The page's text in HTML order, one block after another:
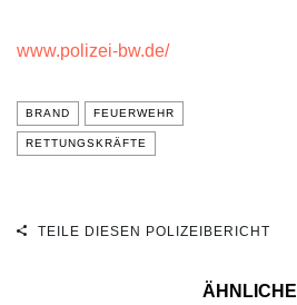
www.polizei-bw.de/
BRAND FEUERWEHR
RETTUNGSKRÄFTE
TEILE DIESEN POLIZEIBERICHT
ÄHNLICHE